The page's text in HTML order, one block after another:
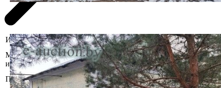
Информация о предмете торгов
Местоположение
имущества
Могилёвская область, Быховский р-
н, Следюковский с/с, 6/9, вблизи аг.
Грудиновка
Площадь общая (кв.м.)
213.1